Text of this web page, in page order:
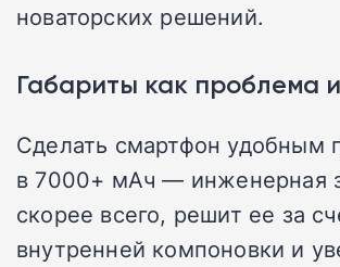
новаторских решений.
Габариты как проблема
Сделать смартфон удобным
в 7000+ мАч — инженерная
скорее всего, решит ее за
внутренней компоновки и